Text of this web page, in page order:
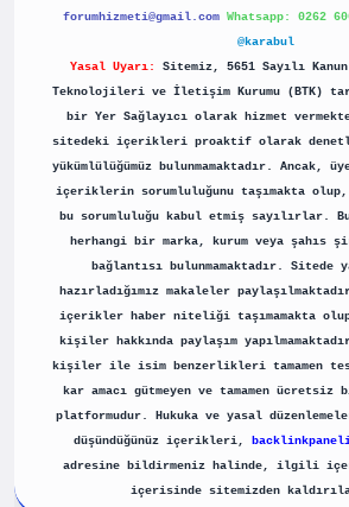
forumhizmeti@gmail.com Whatsapp: 0262
@karabul
Yasal Uyarı:
Sitemiz, 5651 Sayılı
Teknolojileri ve İletişim Kurumu (BTK)
bir Yer Sağlayıcı olarak hizmet
sitedeki içerikleri proaktif olarak
yükümlülüğümüz bulunmamaktadır. Ancak,
içeriklerin sorumluluğunu taşımakta
bu sorumluluğu kabul etmiş sayılırlar.
herhangi bir marka, kurum veya
bağlantısı bulunmamaktadır. Sitede
hazırladığımız makaleler
içerikler haber niteliği taşımamakta
kişiler hakkında paylaşım
kişiler ile isim benzerlikleri tamamen
kar amacı gütmeyen ve tamamen
platformudur. Hukuka ve yasal
düşündüğünüz içerikleri,
adresine bildirmeniz halinde, ilgili
içerisinde sitemizden